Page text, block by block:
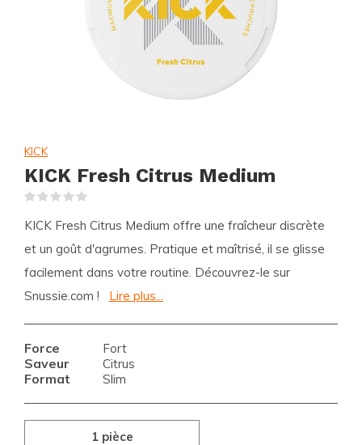
KICK
KICK Fresh Citrus Medium
KICK Fresh Citrus Medium offre une fraîcheur discrète
et un goût d'agrumes. Pratique et maîtrisé, il se glisse
facilement dans votre routine. Découvrez-le sur
Snussie.com !
Lire plus...
Force Fort
Saveur Citrus
Format Slim
1 pièce